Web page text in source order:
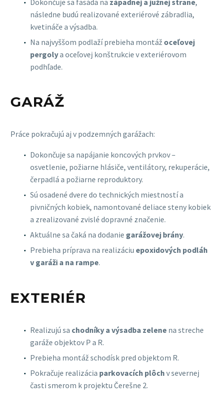
následne budú realizované exteriérové zábradlia,
kvetináče a výsadba.
Na najvyššom podlaží prebieha montáž oceľovej
pergolya oceľovej konštrukcie v exteriérovom
podhľade.
GARÁŽ
Práce pokračujú aj v podzemných garážach:
Dokončuje sa napájanie koncových prvkov –
osvetlenie, požiarne hlásiče, ventilátory, rekuperácie,
čerpadlá a požiarne reproduktory.
Sú osadené dvere do technických miestností a
pivničných kobiek, namontované deliace steny kobiek
a zrealizované zvislé dopravné značenie.
Aktuálne sa čaká na dodanie garážovej brány.
Prebieha príprava na realizáciu epoxidových podláh
v garáži a na rampe.
EXTERIÉR
Realizujú sa chodníky a výsadba zelene na streche
garáže objektov P a R.
Prebieha montáž schodísk pred objektom R.
Pokračuje realizácia parkovacích plôch v severnej
časti smerom k projektu Čerešne 2.